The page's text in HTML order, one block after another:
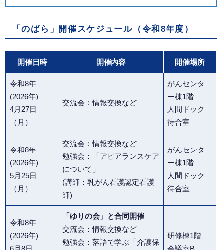
「のばら」開催スケジュール（令和8年度）
開催日時 開催内容 開催場所
令和8年
(2026年)
4月27日
（月）
交流会：情報交換など
がんセンタ
ー棟1階
人間ドック
待合室
令和8年
(2026年)
5月25日
（月）
交流会：情報交換など
勉強会：「アピアランスケア
について」
(講師：乳がん看護認定看護
師)
がんセンタ
ー棟1階
人間ドック
待合室
令和8年
(2026年)
6月8日
「ゆりの会」と合同開催
交流会：情報交換など
勉強会：落語で学ぶ「介護保
研修棟1階
会議室B